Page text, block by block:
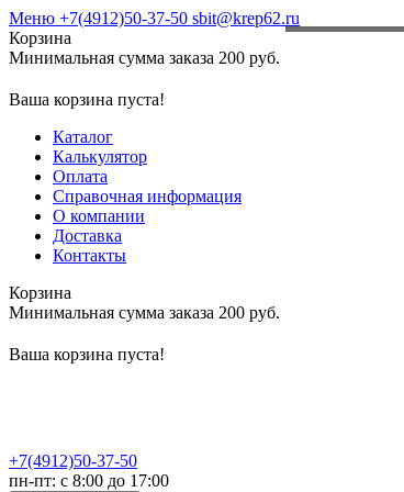
Меню +7(4912)50-37-50 sbit@krep62.ru
Корзина
Минимальная сумма заказа 200 руб.
Ваша корзина пуста!
Каталог
Калькулятор
Оплата
Справочная информация
О компании
Доставка
Контакты
Корзина
Минимальная сумма заказа 200 руб.
Ваша корзина пуста!
+7(4912)50-37-50
пн-пт: с 8:00 до 17:00